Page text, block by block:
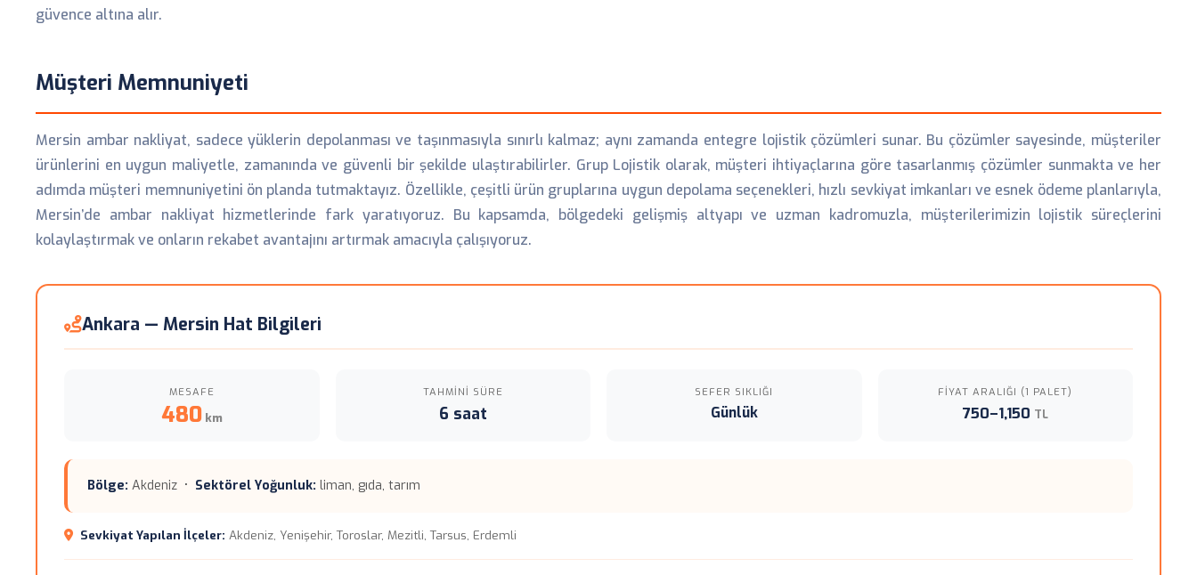
güvence altına alır.
Müşteri Memnuniyeti
Mersin ambar nakliyat, sadece yüklerin depolanması ve taşınmasıyla sınırlı kalmaz; aynı zamanda entegre lojistik çözümleri sunar. Bu çözümler sayesinde, müşteriler
ürünlerini en uygun maliyetle, zamanında ve güvenli bir şekilde ulaştırabilirler. Grup Lojistik olarak, müşteri ihtiyaçlarına göre tasarlanmış çözümler sunmakta ve her
adımda müşteri memnuniyetini ön planda tutmaktayız. Özellikle, çeşitli ürün gruplarına uygun depolama seçenekleri, hızlı sevkiyat imkanları ve esnek ödeme planlarıyla,
Mersin’de ambar nakliyat hizmetlerinde fark yaratıyoruz. Bu kapsamda, bölgedeki gelişmiş altyapı ve uzman kadromuzla, müşterilerimizin lojistik süreçlerini
kolaylaştırmak ve onların rekabet avantajını artırmak amacıyla çalışıyoruz.
Ankara — Mersin Hat Bilgileri
MESAFE
480 km
TAHMINI SÜRE
6 saat
SEFER SIKLIĞI
Günlük
FIYAT ARALIĞI (1 PALET)
750–1,150 TL
Bölge: Akdeniz • Sektörel Yoğunluk: liman, gıda, tarım
Sevkiyat Yapılan İlçeler: Akdeniz, Yenişehir, Toroslar, Mezitli, Tarsus, Erdemli